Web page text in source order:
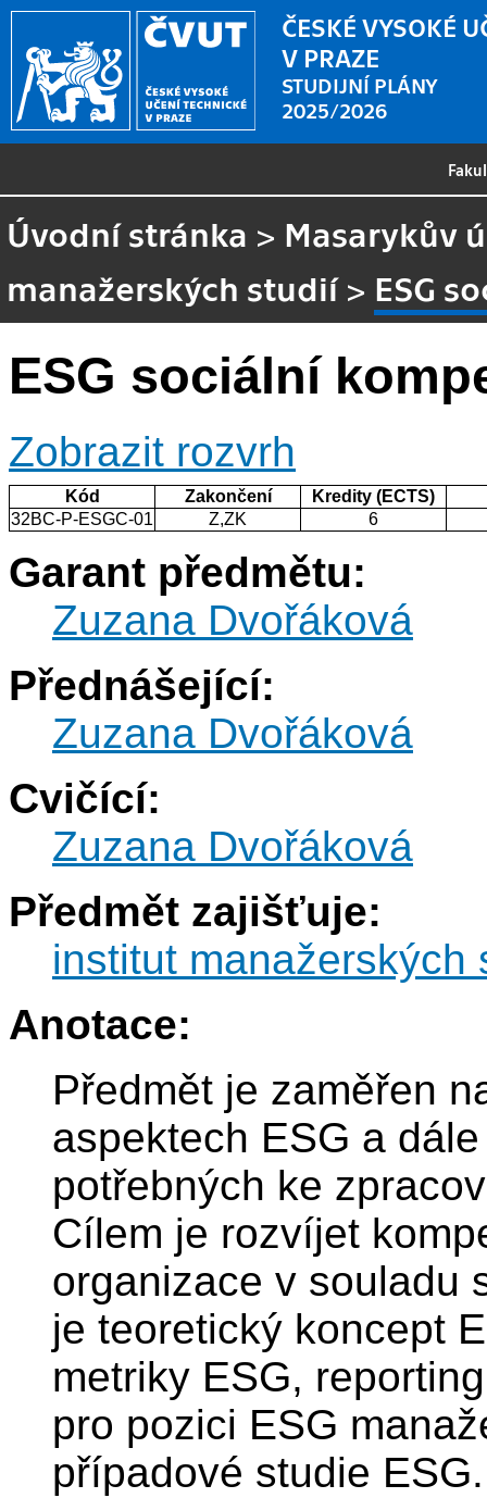
ČESKÉ VYSOKÉ
V PRAZE
STUDIJNÍ PLÁNY
2025/2026
Úvodní stránka > Masarykův
manažerských studií> ESG
ESG sociální
Zobrazit rozvrh
Kód Zakončení
Kredity (ECTS)
32BC-P-ESGC-01
Z,ZK 6
Garant předmětu:
Zuzana Dvořáková
Přednášející:
Zuzana Dvořáková
Cvičící:
Zuzana Dvořáková
Předmět zajišťuje:
institut manažerských
Anotace:
Předmět je zaměřen
aspektech ESG a
potřebných ke
Cílem je rozvíjet
organizace v souladu
je teoretický koncept
metriky ESG,
pro pozici ESG
případové studie ESG.